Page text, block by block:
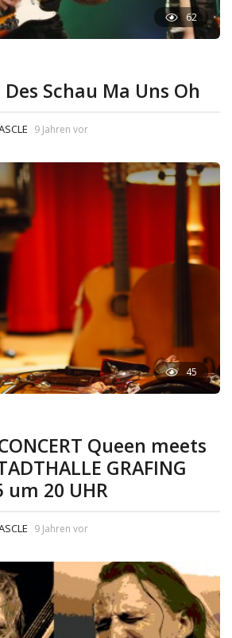
62
Schau Ma Uns Oh
9 Jahren vor
45
Queen meets
GRAFING
um 20 UHR
9 Jahren vor